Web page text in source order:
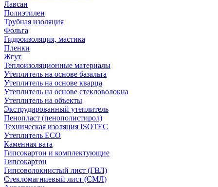
Лавсан
Полиэтилен
Трубная изоляция
Фольга
Гидроизоляция, мастика
Пленки
Жгут
Теплоизоляционные материалы
Утеплитель на основе базальта
Утеплитель на основе кварца
Утеплитель на основе стекловолокна
Утеплитель на объекты
Экструдированный утеплитель
Пенопласт (пенополистирол)
Техническая изоляция ISOTEC
Утеплитель ECO
Каменная вата
Гипсокартон и комплектующие
Гипсокартон
Гипсоволокнистый лист (ГВЛ)
Стекломагниевый лист (СМЛ)